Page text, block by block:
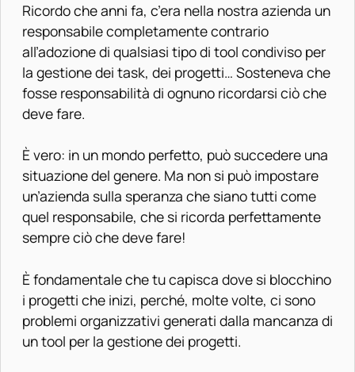
Ricordo che anni fa, c’era nella nostra azienda un
responsabile completamente contrario
all’adozione di qualsiasi tipo di tool condiviso per
la gestione dei task, dei progetti… Sosteneva che
fosse responsabilità di ognuno ricordarsi ciò che
deve fare.
È vero: in un mondo perfetto, può succedere una
situazione del genere. Ma non si può impostare
un’azienda sulla speranza che siano tutti come
quel responsabile, che si ricorda perfettamente
sempre ciò che deve fare!
È fondamentale che tu capisca dove si blocchino
i progetti che inizi, perché, molte volte, ci sono
problemi organizzativi generati dalla mancanza di
un tool per la gestione dei progetti.